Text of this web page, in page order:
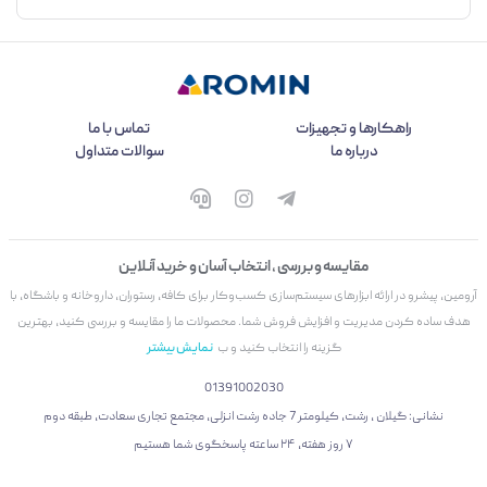
راهکارها و تجهیزات
تماس با ما
درباره ما
سوالات متداول
مقایسه و بررسی ، انتخاب آسان و خرید آنلاین
آرومین، پیشرو در ارائه ابزارهای سیستم‌سازی کسب‌وکار برای کافه، رستوران، داروخانه و باشگاه، با
هدف ساده کردن مدیریت و افزایش فروش شما. محصولات ما را مقایسه و بررسی کنید، بهترین
گزینه را انتخاب کنید و ب نمایش بیشتر
01391002030
نشانی: گیلان ، رشت، کیلومتر 7 جاده رشت انزلی، مجتمع تجاری سعادت، طبقه دوم
۷ روز هفته، ۲۴ ساعته پاسخگوی شما هستیم